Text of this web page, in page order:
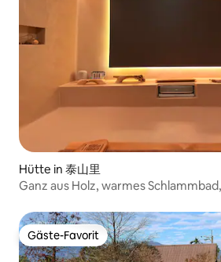
Hütte in 泰山里
Ganz aus Holz, warmes
intelligente Haus "Fuju"
Gäste-Favorit
Gäste-Favorit